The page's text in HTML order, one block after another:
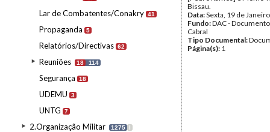
Lar de Combatentes/Conakry 41
Propaganda 5
Relatórios/Directivas 62
Reuniões 18 114
Segurança 18
UDEMU 3
UNTG 7
2.Organização Militar 1275 I
Bissau.
Data:Sexta, 19 de
Fundo:DAC -
Cabral
Tipo Documental:
Página(s): 1